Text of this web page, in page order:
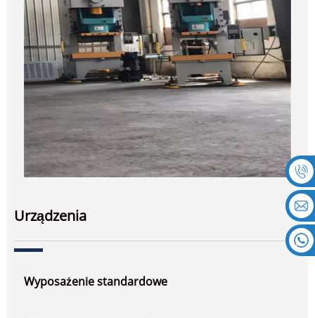
Urządzenia
Wyposażenie standardowe